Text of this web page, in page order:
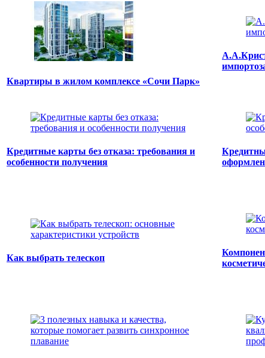
Квартиры в жилом комплексе «Сочи Парк»
Кредитные карты без отказа: требования и
особенности получения
Как выбрать телескоп